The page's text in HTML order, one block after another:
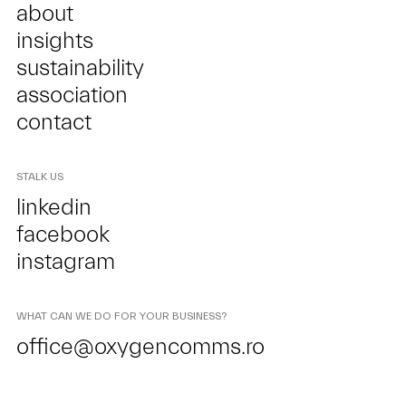
about
insights
sustainability
association
contact
STALK US
linkedin
facebook
instagram
WHAT CAN WE DO FOR YOUR BUSINESS?
office@oxygencomms.ro